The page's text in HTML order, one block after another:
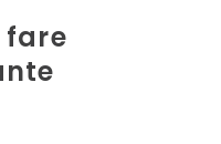
fare